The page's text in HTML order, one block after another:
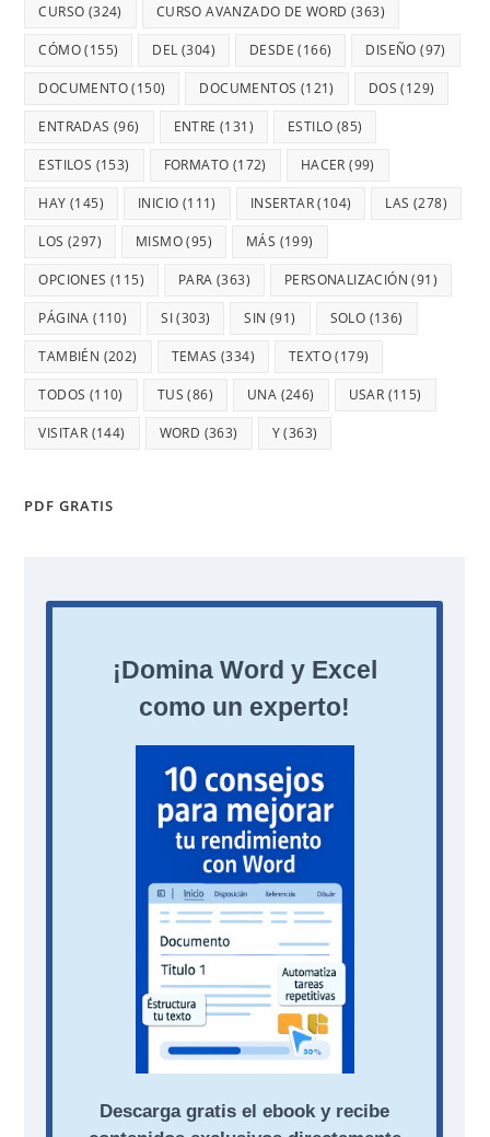
CURSO (324) CURSO AVANZADO DE WORD (363)
CÓMO(155) DEL (304) DESDE (166) DISEÑO (97)
DOCUMENTO(150) DOCUMENTOS (121) DOS (129)
ENTRADAS (96) ENTRE (131) ESTILO (85)
ESTILOS (153) FORMATO (172) HACER (99)
HAY (145) INICIO (111) INSERTAR(104) LAS (278)
LOS (297) MISMO(95) MÁS (199)
OPCIONES (115) PARA (363) PERSONALIZACIÓN (91)
PÁGINA (110) SI(303) SIN (91) SOLO (136)
TAMBIÉN (202) TEMAS (334) TEXTO(179)
TODOS (110) TUS (86) UNA (246) USAR (115)
VISITAR (144) WORD (363) Y(363)
PDF GRATIS